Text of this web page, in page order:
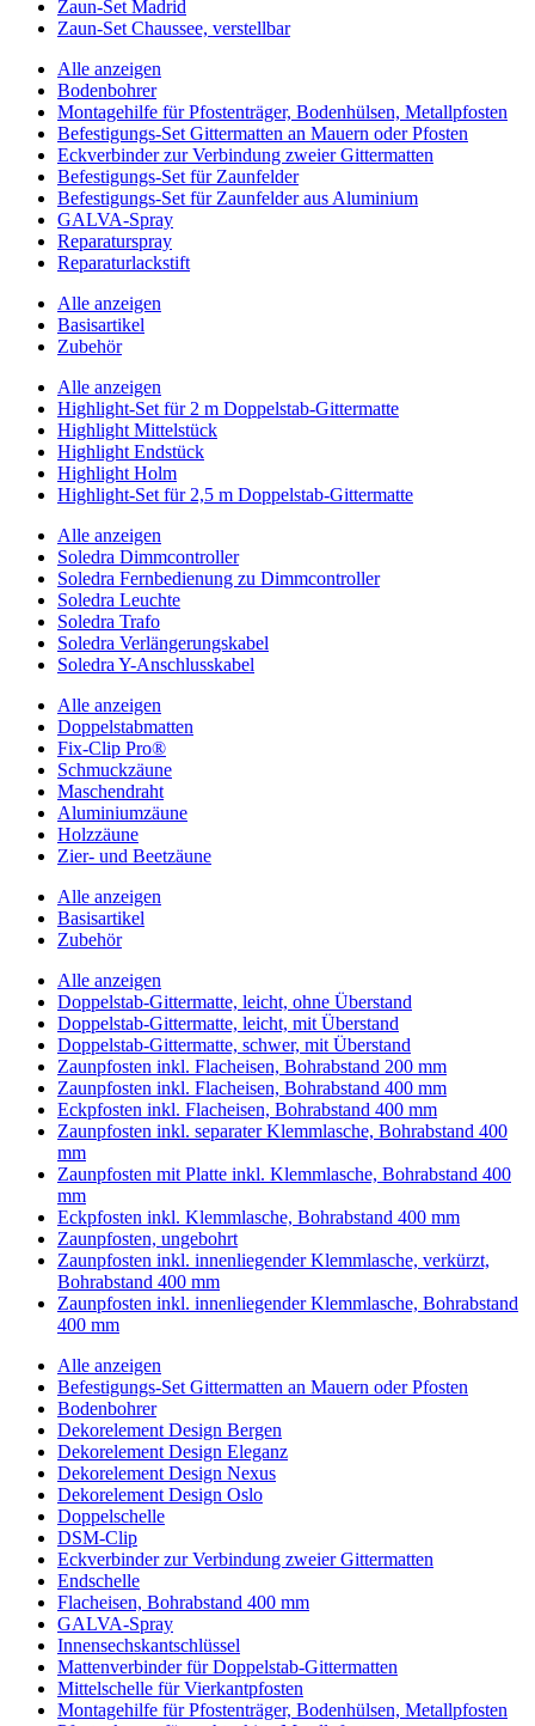
Zaun-Set Madrid
Zaun-Set Chaussee, verstellbar
Alle anzeigen
Bodenbohrer
Montagehilfe für Pfostenträger, Bodenhülsen, Metallpfosten
Befestigungs-Set Gittermatten an Mauern oder Pfosten
Eckverbinder zur Verbindung zweier Gittermatten
Befestigungs-Set für Zaunfelder
Befestigungs-Set für Zaunfelder aus Aluminium
GALVA-Spray
Reparaturspray
Reparaturlackstift
Alle anzeigen
Basisartikel
Zubehör
Alle anzeigen
Highlight-Set für 2 m Doppelstab-Gittermatte
Highlight Mittelstück
Highlight Endstück
Highlight Holm
Highlight-Set für 2,5 m Doppelstab-Gittermatte
Alle anzeigen
Soledra Dimmcontroller
Soledra Fernbedienung zu Dimmcontroller
Soledra Leuchte
Soledra Trafo
Soledra Verlängerungskabel
Soledra Y-Anschlusskabel
Alle anzeigen
Doppelstabmatten
Fix-Clip Pro®
Schmuckzäune
Maschendraht
Aluminiumzäune
Holzzäune
Zier- und Beetzäune
Alle anzeigen
Basisartikel
Zubehör
Alle anzeigen
Doppelstab-Gittermatte, leicht, ohne Überstand
Doppelstab-Gittermatte, leicht, mit Überstand
Doppelstab-Gittermatte, schwer, mit Überstand
Zaunpfosten inkl. Flacheisen, Bohrabstand 200 mm
Zaunpfosten inkl. Flacheisen, Bohrabstand 400 mm
Eckpfosten inkl. Flacheisen, Bohrabstand 400 mm
Zaunpfosten inkl. separater Klemmlasche, Bohrabstand 400
mm
Zaunpfosten mit Platte inkl. Klemmlasche, Bohrabstand 400
mm
Eckpfosten inkl. Klemmlasche, Bohrabstand 400 mm
Zaunpfosten, ungebohrt
Zaunpfosten inkl. innenliegender Klemmlasche, verkürzt,
Bohrabstand 400 mm
Zaunpfosten inkl. innenliegender Klemmlasche, Bohrabstand
400 mm
Alle anzeigen
Befestigungs-Set Gittermatten an Mauern oder Pfosten
Bodenbohrer
Dekorelement Design Bergen
Dekorelement Design Eleganz
Dekorelement Design Nexus
Dekorelement Design Oslo
Doppelschelle
DSM-Clip
Eckverbinder zur Verbindung zweier Gittermatten
Endschelle
Flacheisen, Bohrabstand 400 mm
GALVA-Spray
Innensechskantschlüssel
Mattenverbinder für Doppelstab-Gittermatten
Mittelschelle für Vierkantpfosten
Montagehilfe für Pfostenträger, Bodenhülsen, Metallpfosten